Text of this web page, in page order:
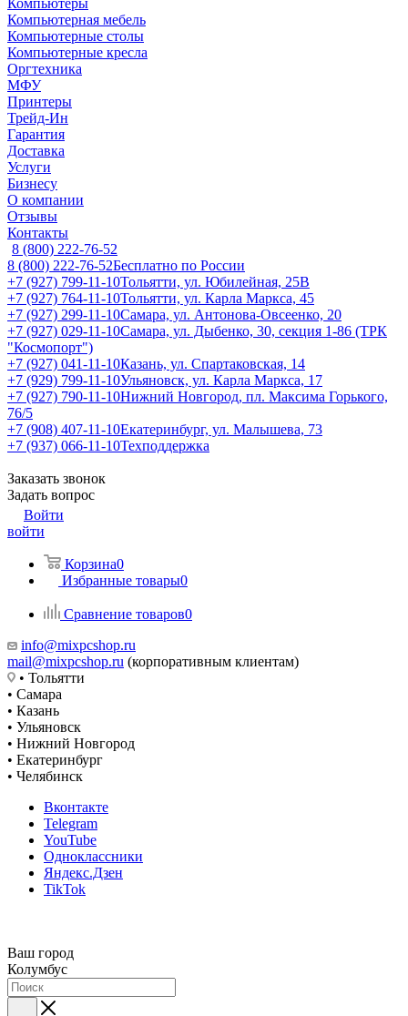
Компьютеры
Компьютерная мебель
Компьютерные столы
Компьютерные кресла
Оргтехника
МФУ
Принтеры
Трейд-Ин
Гарантия
Доставка
Услуги
Бизнесу
О компании
Отзывы
Контакты
8 (800) 222-76-52
8 (800) 222-76-52Бесплатно по России
+7 (927) 799-11-10Тольятти, ул. Юбилейная, 25В
+7 (927) 764-11-10Тольятти, ул. Карла Маркса, 45
+7 (927) 299-11-10Самара, ул. Антонова-Овсеенко, 20
+7 (927) 029-11-10Самара, ул. Дыбенко, 30, секция 1-86 (ТРК
"Космопорт")
+7 (927) 041-11-10Казань, ул. Спартаковская, 14
+7 (929) 799-11-10Ульяновск, ул. Карла Маркса, 17
+7 (927) 790-11-10Нижний Новгород, пл. Максима Горького,
76/5
+7 (908) 407-11-10Екатеринбург, ул. Малышева, 73
+7 (937) 066-11-10Техподдержка
Заказать звонок
Задать вопрос
Войти
войти
Корзина0
Избранные товары0
Сравнение товаров0
info@mixpcshop.ru
mail@mixpcshop.ru (корпоративным клиентам)
• Тольятти
• Самара
• Казань
• Ульяновск
• Нижний Новгород
• Екатеринбург
• Челябинск
Вконтакте
Telegram
YouTube
Одноклассники
Яндекс.Дзен
TikTok
Ваш город
Колумбус